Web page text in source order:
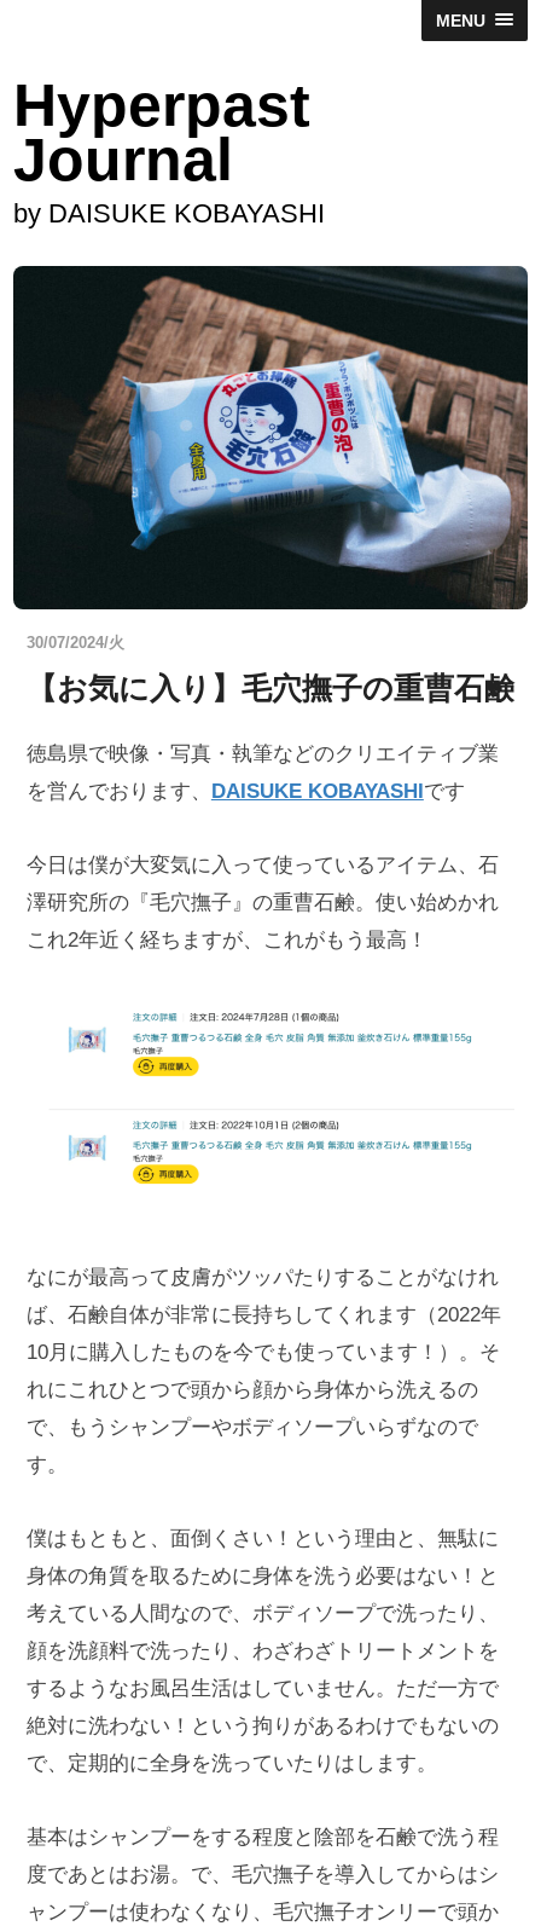
MENU
Hyperpast
Journal
by DAISUKE KOBAYASHI
30/07/2024/火
【お気に入り】毛穴撫子の重曹石鹸
徳島県で映像・写真・執筆などのクリエイティブ業
を営んでおります、 DAISUKE KOBAYASHIです
今日は僕が大変気に入って使っているアイテム、石
澤研究所の『毛穴撫子』の重曹石鹸。使い始めかれ
これ2年近く経ちますが、これがもう最高！
なにが最高って皮膚がツッパたりすることがなけれ
ば、石鹸自体が非常に長持ちしてくれます（2022年
10月に購入したものを今でも使っています！）。そ
れにこれひとつで頭から顔から身体から洗えるの
で、もうシャンプーやボディソープいらずなので
す。
僕はもともと、面倒くさい！という理由と、無駄に
身体の角質を取るために身体を洗う必要はない！と
考えている人間なので、ボディソープで洗ったり、
顔を洗顔料で洗ったり、わざわざトリートメントを
するようなお風呂生活はしていません。ただ一方で
絶対に洗わない！という拘りがあるわけでもないの
で、定期的に全身を洗っていたりはします。
基本はシャンプーをする程度と陰部を石鹸で洗う程
度であとはお湯。で、毛穴撫子を導入してからはシ
ャンプーは使わなくなり、毛穴撫子オンリーで頭か